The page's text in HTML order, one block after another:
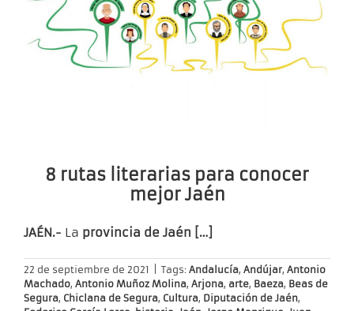
8 rutas literarias para conocer
mejor Jaén
JAÉN.- La provincia de Jaén […]
22 de septiembre de 2021 Tags: Andalucía, Andújar, Antonio
Machado, Antonio Muñoz Molina, Arjona, arte, Baeza, Beas de
Segura, Chiclana de Segura, Cultura, Diputación de Jaén,